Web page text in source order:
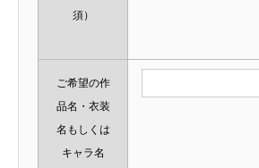
須）
ご希望の作
品名・衣装
名もしくは
キャラ名